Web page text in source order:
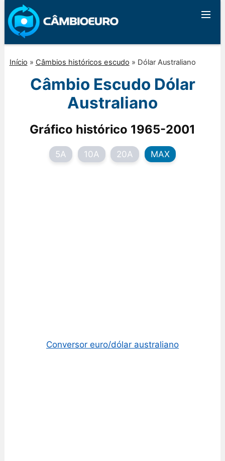
Início » Câmbios históricos escudo » Dólar Australiano
Câmbio Escudo Dólar
Australiano
Gráfico histórico 1965-2001
5A 10A 20A MAX
Conversor euro/dólar australiano